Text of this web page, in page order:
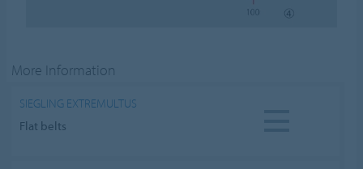
More Information
SIEGLING EXTREMULTUS
Flat belts